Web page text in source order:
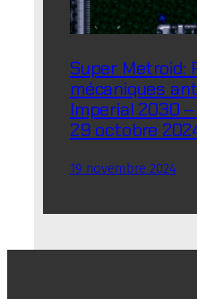
Super Metroid:
mécaniques
Imperial 2030
29 octobre
19 novembre 2024